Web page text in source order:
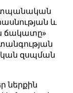
և
ճակատը»
զսպման
ներքին